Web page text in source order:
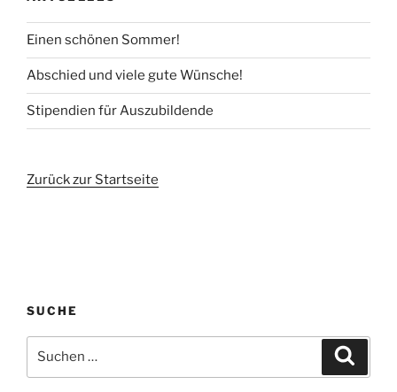
Einen schönen Sommer!
Abschied und viele gute Wünsche!
Stipendien für Auszubildende
Zurück zur Startseite
SUCHE
nach: